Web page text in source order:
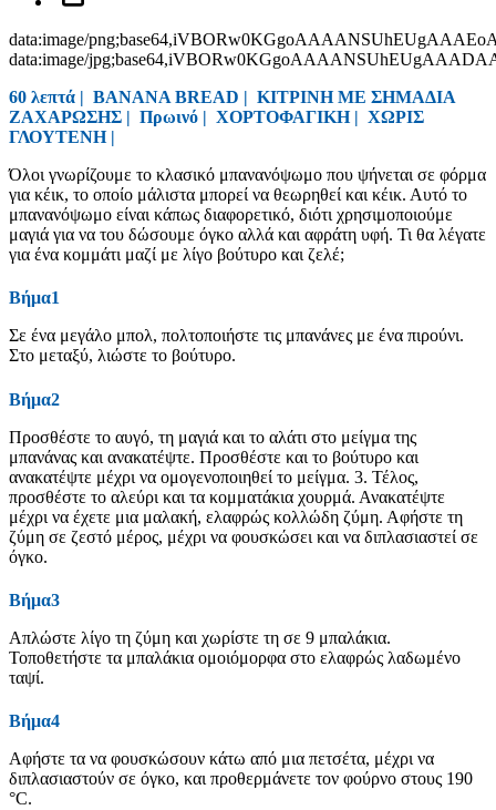
data:image/
data:image/
60 λεπτά | BANANA BREAD | ΚΙΤΡΙΝΗ ΜΕ ΣΗΜΑΔΙΑ
ΖΑΧΑΡΩΣΗΣ | Πρωινό | ΧΟΡΤΟΦΑΓΙΚΗ| ΧΩΡΙΣ
ΓΛΟΥΤΕΝΗ|
Όλοι γνωρίζουμε το κλασικό μπανανόψωμο που ψήνεται σε φόρμα
για κέικ, το οποίο μάλιστα μπορεί να θεωρηθεί και κέικ. Αυτό το
μπανανόψωμο είναι κάπως διαφορετικό, διότι χρησιμοποιούμε
μαγιά για να του δώσουμε όγκο αλλά και αφράτη υφή. Τι θα λέγατε
για ένα κομμάτι μαζί με λίγο βούτυρο και ζελέ;
Βήμα1
Σε ένα μεγάλο μπολ, πολτοποιήστε τις μπανάνες με ένα πιρούνι.
Στο μεταξύ, λιώστε το βούτυρο.
Βήμα2
Προσθέστε το αυγό, τη μαγιά και το αλάτι στο μείγμα της
μπανάνας και ανακατέψτε. Προσθέστε και το βούτυρο και
ανακατέψτε μέχρι να ομογενοποιηθεί το μείγμα. 3. Τέλος,
προσθέστε το αλεύρι και τα κομματάκια χουρμά. Ανακατέψτε
μέχρι να έχετε μια μαλακή, ελαφρώς κολλώδη ζύμη. Αφήστε τη
ζύμη σε ζεστό μέρος, μέχρι να φουσκώσει και να διπλασιαστεί σε
όγκο.
Βήμα3
Απλώστε λίγο τη ζύμη και χωρίστε τη σε 9 μπαλάκια.
Τοποθετήστε τα μπαλάκια ομοιόμορφα στο ελαφρώς λαδωμένο
ταψί.
Βήμα4
Αφήστε τα να φουσκώσουν κάτω από μια πετσέτα, μέχρι να
διπλασιαστούν σε όγκο, και προθερμάνετε τον φούρνο στους 190
°C.